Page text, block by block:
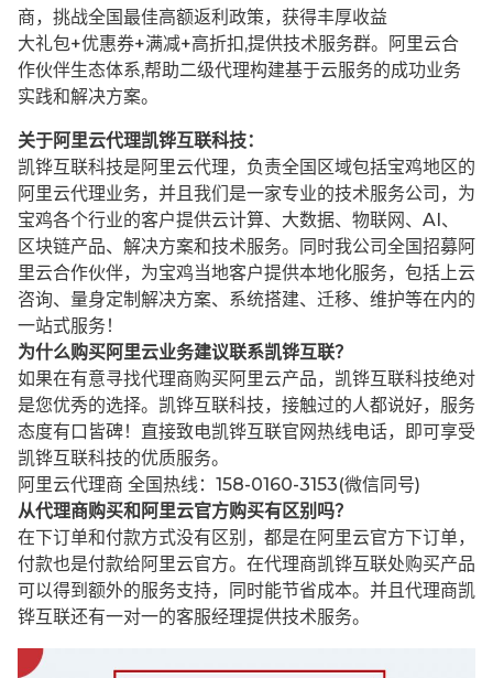
商，挑战全国最佳高额返利政策，获得丰厚收益
大礼包+优惠券+满减+高折扣,提供技术服务群。阿里云合
作伙伴生态体系,帮助二级代理构建基于云服务的成功业务
实践和解决方案。
关于阿里云代理凯铧互联科技：
凯铧互联科技是阿里云代理，负责全国区域包括宝鸡地区的
阿里云代理业务，并且我们是一家专业的技术服务公司，为
宝鸡各个行业的客户提供云计算、大数据、物联网、AI、
区块链产品、解决方案和技术服务。同时我公司全国招募阿
里云合作伙伴，为宝鸡当地客户提供本地化服务，包括上云
咨询、量身定制解决方案、系统搭建、迁移、维护等在内的
一站式服务！
为什么购买阿里云业务建议联系凯铧互联？
如果在有意寻找代理商购买阿里云产品，凯铧互联科技绝对
是您优秀的选择。凯铧互联科技，接触过的人都说好，服务
态度有口皆碑！直接致电凯铧互联官网热线电话，即可享受
凯铧互联科技的优质服务。
阿里云代理商 全国热线：158-0160-3153(微信同号)
从代理商购买和阿里云官方购买有区别吗？
在下订单和付款方式没有区别，都是在阿里云官方下订单，
付款也是付款给阿里云官方。在代理商凯铧互联处购买产品
可以得到额外的服务支持，同时能节省成本。并且代理商凯
铧互联还有一对一的客服经理提供技术服务。